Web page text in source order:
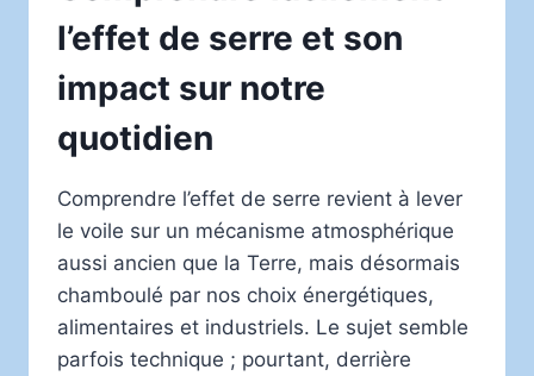
l’effet de serre et son
impact sur notre
quotidien
Comprendre l’effet de serre revient à lever
le voile sur un mécanisme atmosphérique
aussi ancien que la Terre, mais désormais
chamboulé par nos choix énergétiques,
alimentaires et industriels. Le sujet semble
parfois technique ; pourtant, derrière